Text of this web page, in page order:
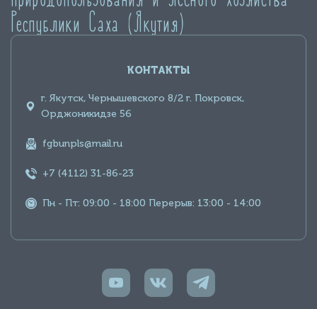
Республики Саха (Якутия)
КОНТАКТЫ
г. Якутск, Чернышевского 8/2 г. Покровск,
Орджоникидзе 56
fgbunpls@mail.ru
+7 (4112) 31-86-23
Пн - Пт: 09:00 - 18:00 Перерыв: 13:00 - 14:00